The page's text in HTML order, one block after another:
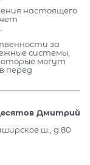
настоящего
за
системы,
могут
перед
Дмитрий
ш., д.80